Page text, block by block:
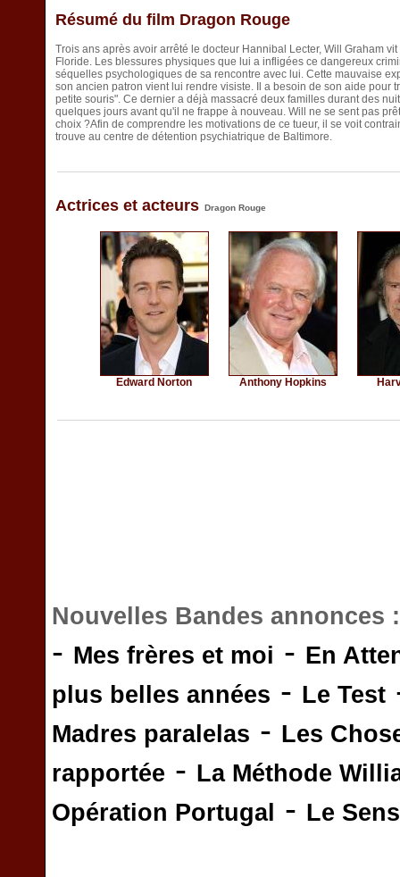
Résumé du film Dragon Rouge
Trois ans après avoir arrêté le docteur Hannibal Lecter, Will Graham
Floride. Les blessures physiques que lui a infligées ce dangereux
séquelles psychologiques de sa rencontre avec lui. Cette mauvaise
son ancien patron vient lui rendre visiste. Il a besoin de son aide pour
petite souris". Ce dernier a déjà massacré deux familles durant des
quelques jours avant qu'il ne frappe à nouveau. Will ne se sent pas
choix ?Afin de comprendre les motivations de ce tueur, il se voit
trouve au centre de détention psychiatrique de Baltimore.
Actrices et acteurs Dragon Rouge
Edward Norton Anthony Hopkins
Nouvelles Bandes annonces
- Mes frères et moi - En
plus belles années - Le Test
Madres paralelas - Les
rapportée - La Méthode
Opération Portugal
- Le